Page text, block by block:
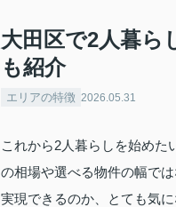
大田区で2人暮ら
も紹介
エリアの特徴 2026.05.31
これから2人暮らしを始めた
の相場や選べる物件の幅で
実現できるのか、とても気